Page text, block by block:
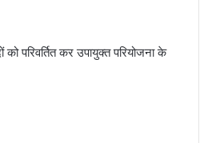
परिवर्तित कर उपायुक्त परियोजना के